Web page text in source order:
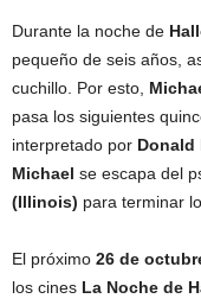
Durante la noche de
pequeño de seis años,
cuchillo. Por esto,
pasa los siguientes
interpretado por Donald
Michael se escapa del
(Illinois) para terminar
El próximo 26 de
los cines La Noche de